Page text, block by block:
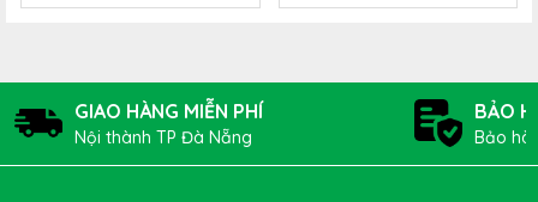
trước.
GIAO HÀNG MIỄN PHÍ
Nội thành TP Đà Nẵng
BẢO
Bảo